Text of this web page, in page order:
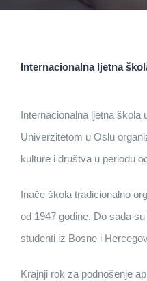
Internacionalna ljetna
Internacionalna ljetna škola
Univerzitetom u Oslu
kulture i društva u periodu
Inače škola tradicionalno
od 1947 godine. Do sada
studenti iz Bosne i
Krajnji rok za podnošenje